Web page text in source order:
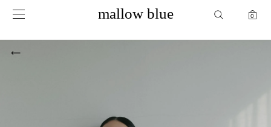
mallow blue
mallow blue 0
0